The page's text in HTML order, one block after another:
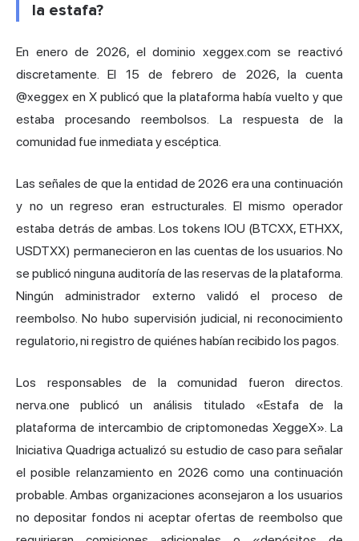
la estafa?
En enero de 2026, el dominio xeggex.com se reactivó
discretamente. El 15 de febrero de 2026, la cuenta
@xeggex en X publicó que la plataforma había vuelto y que
estaba procesando reembolsos. La respuesta de la
comunidad fue inmediata y escéptica.
Las señales de que la entidad de 2026 era una continuación
y no un regreso eran estructurales. El mismo operador
estaba detrás de ambas. Los tokens IOU (BTCXX, ETHXX,
USDTXX) permanecieron en las cuentas de los usuarios. No
se publicó ninguna auditoría de las reservas de la plataforma.
Ningún administrador externo validó el proceso de
reembolso. No hubo supervisión judicial, ni reconocimiento
regulatorio, ni registro de quiénes habían recibido los pagos.
Los responsables de la comunidad fueron directos.
nerva.one publicó un análisis titulado «Estafa de la
plataforma de intercambio de criptomonedas XeggeX». La
Iniciativa Quadriga actualizó su estudio de caso para señalar
el posible relanzamiento en 2026 como una continuación
probable. Ambas organizaciones aconsejaron a los usuarios
no depositar fondos ni aceptar ofertas de reembolso que